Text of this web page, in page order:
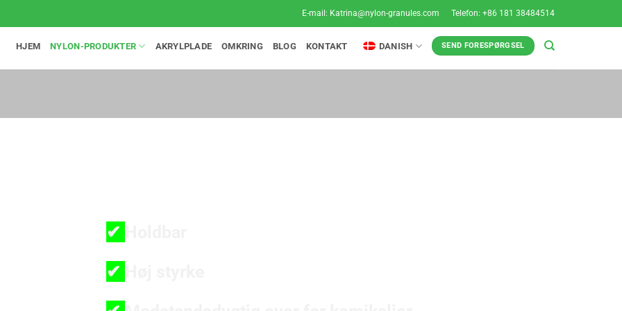
E-mail: Katrina@nylon-granules.com Telefon: +86 181 38484514
HJEM NYLON-PRODUKTER AKRYLPLADE OMKRING BLOG KONTAKT DANISH SEND FORESPØRGSEL
✔
✔